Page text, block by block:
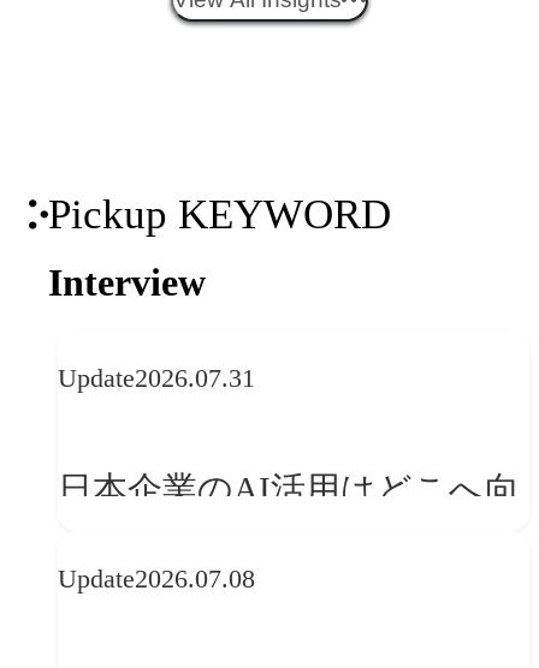
Pickup KEYWORD
Interview
Update2026.07.31
日本企業のAI活用はどこへ向
レンドに見る「人間中心」へ
Update2026.07.08